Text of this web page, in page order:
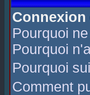
Pourquoi
Pourquoi
Pourquoi
Comment